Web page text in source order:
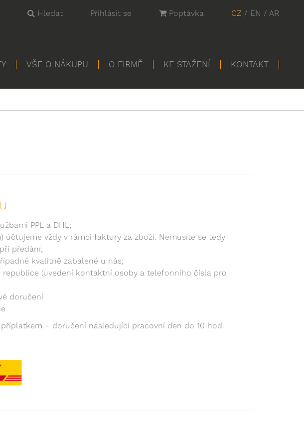
Hledat Přihlásit se Poptávka CZ / EN / AR
VŠE O NÁKUPU O FIRMĚ KE STAŽENÍ KONTAKT
PPL a DHL;
vždy v rámci faktury za zboží. Nemusíte se tedy
předání;
kvalitně zabalené u nás;
(uvedení kontaktní osoby a telefonního čísla pro
doručení
příplatkem – doručení následující pracovní den do 10 hod.